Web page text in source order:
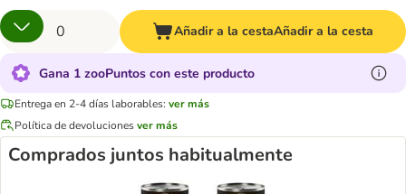
Añadir a la cestaAñadir a la cesta
Gana 1 zooPuntos con este producto
Entrega en 2-4 días laborables: ver más
Política de devolucionesver más
Comprados juntos habitualmente